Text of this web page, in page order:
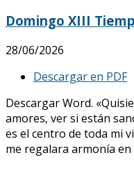
Domingo XIII
28/06/2026
Descargar en PDF
Descargar Word.
amores, ver si están
es el centro de toda mi
me regalara armonía en